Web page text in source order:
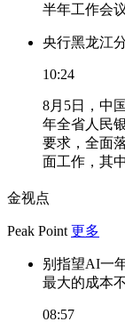
半年工作会
央行黑龙江
10:24
8月5日，中
年全省人民
要求，全面
面工作，其
金视点
Peak Point 更多
别指望AI一
最大的成本
08:57